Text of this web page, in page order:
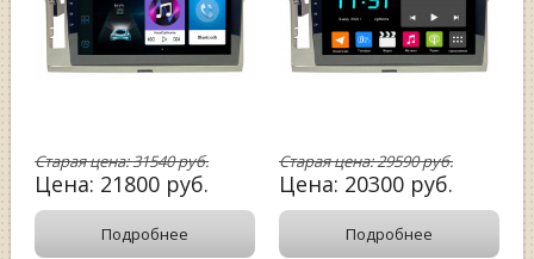
Старая цена:31540руб.
Цена: 21800 руб.
Подробнее
Старая цена:29590руб.
Цена: 20300 руб.
Подробнее